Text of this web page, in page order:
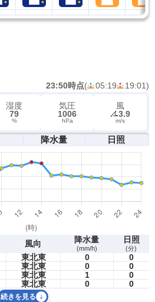
23:50時点( 05:19 19:01)
湿度
79
%
気圧
1006
hPa
風
3.9
m/s
降水量 日照
風向 降水量
(mm/h)
日照
(分)
東北東 0
0
東北東 0
0
東北東 1
0
東北東 0 0
続きを見る